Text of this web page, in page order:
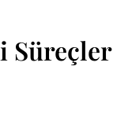
Süreçler